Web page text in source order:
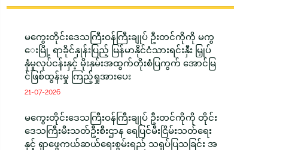
မကွေးတိုင်းဒေသကြီးဝန်ကြီးချုပ် ဦးတင်ကိုကို မကွ
ေးမြို့ ရာခိုင်နှုန်းပြည့် မြန်မာနိုင်ငံသားရင်းနှီး မြှုပ်
နှံမှုလုပ်ငန်းနှင့် မိုးနှမ်းအထွက်တိုးစံပြကွက် အောင်မြ
င်ဖြစ်ထွန်းမှု ကြည့်ရှုအားပေး
21-07-2026
မကွေးတိုင်းဒေသကြီးဝန်ကြီးချုပ် ဦးတင်ကိုကို တိုင်း
ဒေသကြီးမီးသတ်ဦးစီးဌာန ရေပြင်မီးငြိမ်းသတ်ရေး
နှင့် ရှာဖွေကယ်ဆယ်ရေးစွမ်းရည် သရုပ်ပြသခြင်း အ